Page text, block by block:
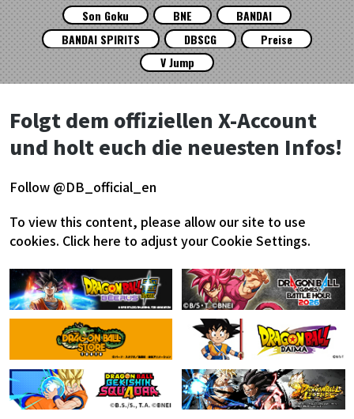
Son Goku
BNE
BANDAI
BANDAI SPIRITS
DBSCG
Preise
V Jump
Folgt dem offiziellen X-Account
und holt euch die neuesten Infos!
Follow @DB_official_en
To view this content, please allow our site to use
cookies. Click here to adjust your Cookie Settings.